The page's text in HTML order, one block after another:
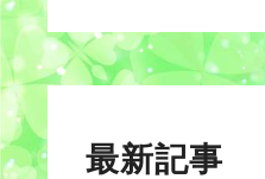
最新記事